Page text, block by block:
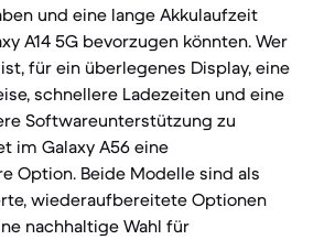
und eine lange Akkulaufzeit
A14 5G bevorzugen könnten. Wer
für ein überlegenes Display, eine
schnellere Ladezeiten und eine
Softwareunterstützung zu
im Galaxy A56 eine
Option. Beide Modelle sind als
wiederaufbereitete Optionen
nachhaltige Wahl für